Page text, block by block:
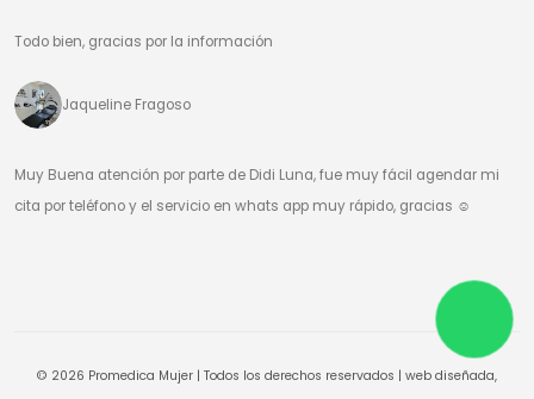
Todo bien, gracias por la información
Jaqueline Fragoso
Muy Buena atención por parte de Didi Luna, fue muy fácil agendar mi
cita por teléfono y el servicio en whats app muy rápido, gracias ☺️
© 2026 Promedica Mujer | Todos los derechos reservados | web diseñada,